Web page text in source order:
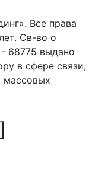
Все права
Св-во о
68775 выдано
в сфере связи,
массовых